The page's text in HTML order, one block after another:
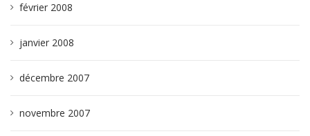
février 2008
janvier 2008
décembre 2007
novembre 2007